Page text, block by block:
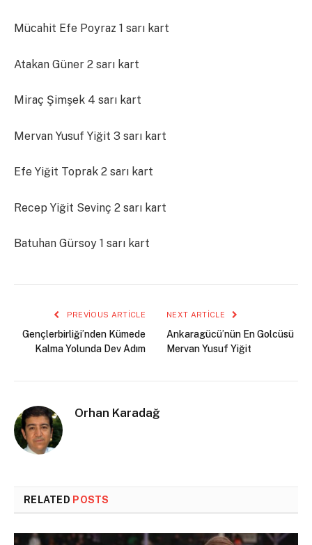
Mücahit Efe Poyraz 1 sarı kart
Atakan Güner 2 sarı kart
Miraç Şimşek 4 sarı kart
Mervan Yusuf Yiğit 3 sarı kart
Efe Yiğit Toprak 2 sarı kart
Recep Yiğit Sevinç 2 sarı kart
Batuhan Gürsoy 1 sarı kart
PREVIOUS ARTICLE
Gençlerbirliği’nden Kümede
Kalma Yolunda Dev Adım
NEXT ARTICLE
Ankaragücü’nün En Golcüsü
Mervan Yusuf Yiğit
Orhan Karadağ
RELATED POSTS